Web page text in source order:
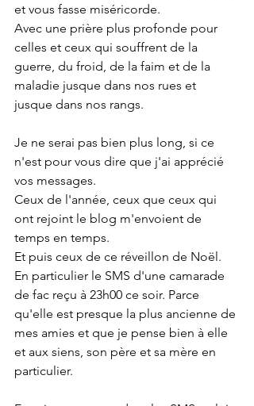
et vous fasse miséricorde.
Avec une prière plus profonde pour
celles et ceux qui souffrent de la
guerre, du froid, de la faim et de la
maladie jusque dans nos rues et
jusque dans nos rangs.
Je ne serai pas bien plus long, si ce
n'est pour vous dire que j'ai apprécié
vos messages.
Ceux de l'année, ceux que ceux qui
ont rejoint le blog m'envoient de
temps en temps.
Et puis ceux de ce réveillon de Noël.
En particulier le SMS d'une camarade
de fac reçu à 23h00 ce soir. Parce
qu'elle est presque la plus ancienne de
mes amies et que je pense bien à elle
et aux siens, son père et sa mère en
particulier.